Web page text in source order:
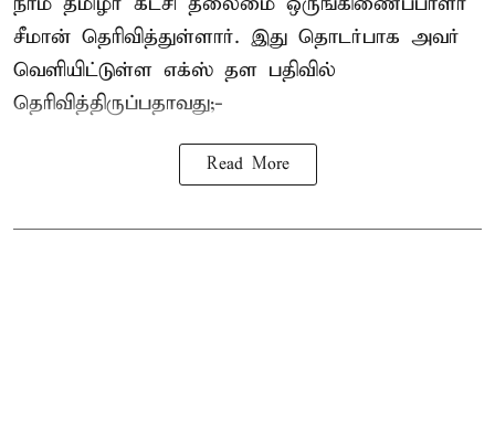
சீமான் தெரிவித்துள்ளார். இது தொடர்பாக அவர்
வெளியிட்டுள்ள எக்ஸ் தள பதிவில்
தெரிவித்திருப்பதாவது;-
Read More